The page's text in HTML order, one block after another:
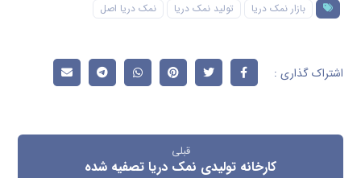
بازار نمک دریا
تولید نمک دریا نمک دریا اصل
قبلی
کارخانه تولیدی نمک دریا تصفیه شده